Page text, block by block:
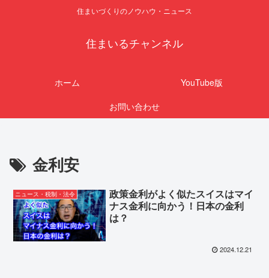
住まいづくりのノウハウ・ニュース
住まいるチャンネル
ホーム
YouTube版
お問い合わせ
金利安
ニュース・税制・法令
政策金利がよく似たスイスはマイ
ナス金利に向かう！日本の金利
は？
2024.12.21